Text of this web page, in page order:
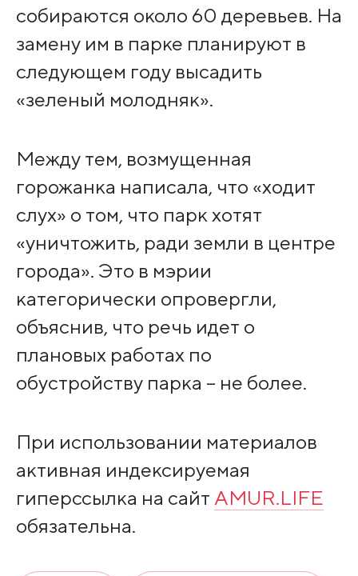
собираются около 60 деревьев. На
замену им в парке планируют в
следующем году высадить
«зеленый молодняк».
Между тем, возмущенная
горожанка написала, что «ходит
слух» о том, что парк хотят
«уничтожить, ради земли в центре
города». Это в мэрии
категорически опровергли,
объяснив, что речь идет о
плановых работах по
обустройству парка – не более.
При использовании материалов
активная индексируемая
гиперссылка на сайт AMUR.LIFE
обязательна.